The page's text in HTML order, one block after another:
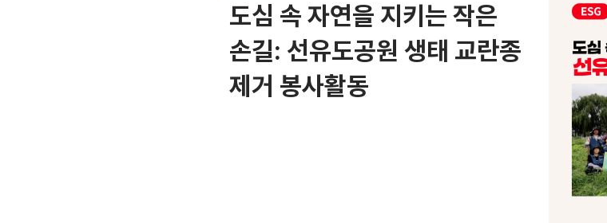
도심 속 자연을 지키는 작은
손길: 선유도공원 생태 교란종
제거 봉사활동